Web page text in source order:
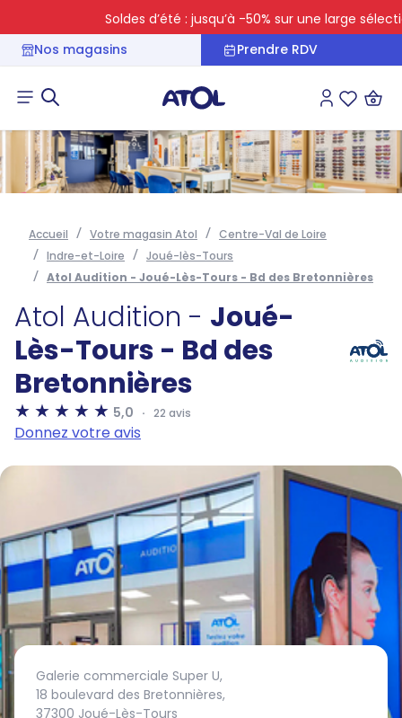
Soldes d’été : jusqu’à -50% sur une large sélection
Nos magasins
Prendre RDV
Connexion
Accueil Votre magasin Atol
Centre-Val de Loire
Indre-et-Loire
Joué-lès-Tours
Atol Audition - Joué-Lès-Tours - Bd des Bretonnières
Atol Audition - Joué-
Lès-Tours - Bd des
Bretonnières
5,0 22 avis
Donnez votre avis
Galerie commerciale Super U,
18 boulevard des Bretonnières,
37300 Joué-Lès-Tours